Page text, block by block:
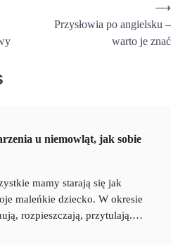
Przysłowia po angielsku –
warto je znać
⟶
u niemowląt, jak sobie
mamy starają się jak
maleńkie dziecko. W okresie
rozpieszczają, przytulają.…